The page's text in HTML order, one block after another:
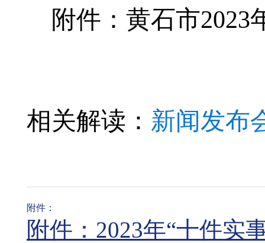
附件：黄石市2023
相关解读： 新闻发布
附件：
附件：2023年“十件实